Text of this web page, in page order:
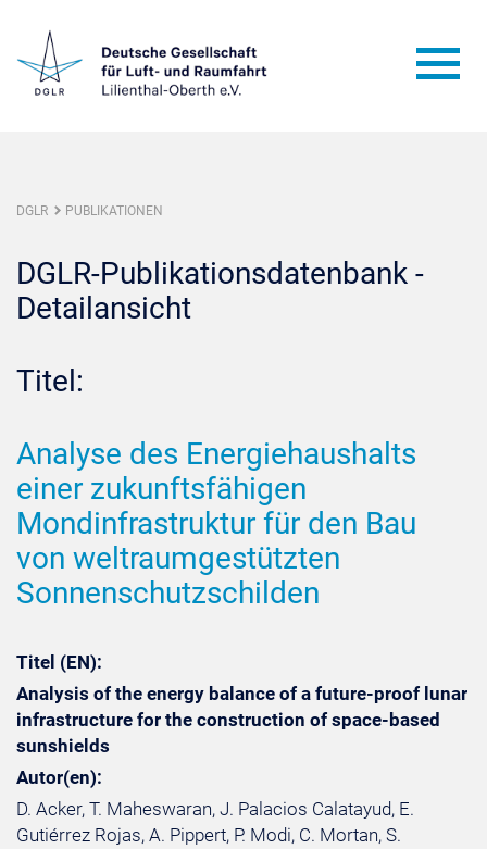
DGLR PUBLIKATIONEN
DGLR-Publikationsdatenbank -
Detailansicht
Titel:
Analyse des Energiehaushalts
einer zukunftsfähigen
Mondinfrastruktur für den Bau
von weltraumgestützten
Sonnenschutzschilden
Titel (EN):
Analysis of the energy balance of a future-proof lunar
infrastructure for the construction of space-based
sunshields
Autor(en):
D. Acker, T. Maheswaran, J. Palacios Calatayud, E.
Gutiérrez Rojas, A. Pippert, P. Modi, C. Mortan, S.